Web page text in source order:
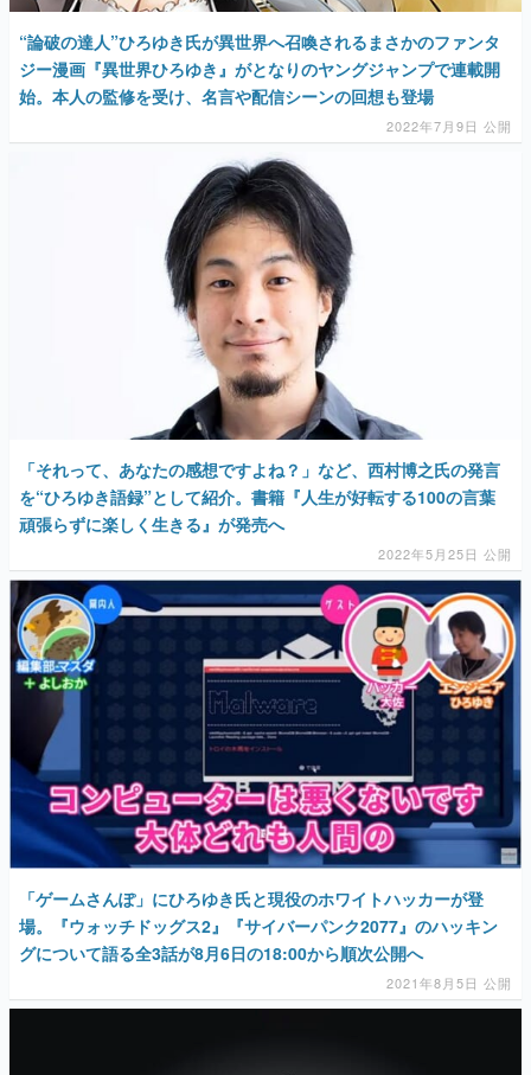
“論破の達人”ひろゆき氏が異世界へ召喚されるまさかのファンタ
ジー漫画『異世界ひろゆき』がとなりのヤングジャンプで連載開
始。本人の監修を受け、名言や配信シーンの回想も登場
2022年7月9日 公開
「それって、あなたの感想ですよね？」など、西村博之氏の発言
を“ひろゆき語録”として紹介。書籍『人生が好転する100の言葉
頑張らずに楽しく生きる』が発売へ
2022年5月25日 公開
「ゲームさんぽ」にひろゆき氏と現役のホワイトハッカーが登
場。『ウォッチドッグス2』『サイバーパンク2077』のハッキン
グについて語る全3話が8月6日の18:00から順次公開へ
2021年8月5日 公開